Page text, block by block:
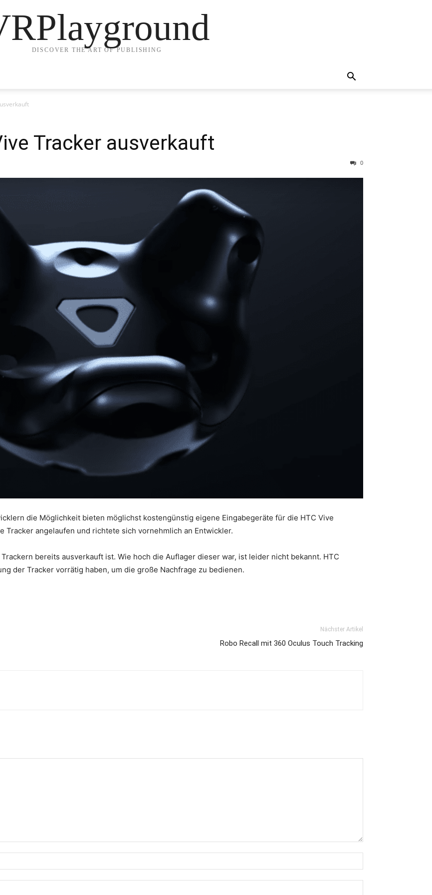
DISCOVER THE ART OF PUBLISHING
Tracker ausverkauft
0
die Möglichkeit bieten möglichst kostengünstig eigene Eingabegeräte für die HTC Vive
Tracker angelaufen und richtete sich vornehmlich an Entwickler.
bereits ausverkauft ist. Wie hoch die Auflager dieser war, ist leider nicht bekannt. HTC
der Tracker vorrätig haben, um die große Nachfrage zu bedienen.
Nächster Artikel
Robo Recall mit 360 Oculus Touch Tracking